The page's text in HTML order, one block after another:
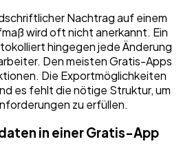
Nachtrag auf einem
wird oft nicht anerkannt. Ein
hingegen jede Änderung
Den meisten Gratis-Apps
Die Exportmöglichkeiten
es fehlt die nötige Struktur, um
zu erfüllen.
in einer Gratis-App